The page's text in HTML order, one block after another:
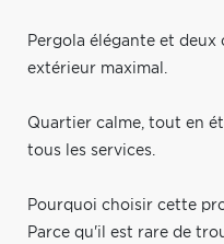
Pergola élégante et
extérieur maximal.
Quartier calme, tout en
tous les services.
Pourquoi choisir cette
Parce qu'il est rare de